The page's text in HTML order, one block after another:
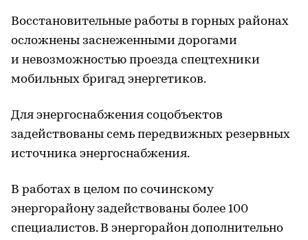
Восстановительные работы в горных районах
осложнены заснеженными дорогами
и невозможностью проезда спецтехники
мобильных бригад энергетиков.
Для энергоснабжения соцобъектов
задействованы семь передвижных резервных
источника энергоснабжения.
В работах в целом по сочинскому
энергорайону задействованы более 100
специалистов. В энергорайон дополнительно